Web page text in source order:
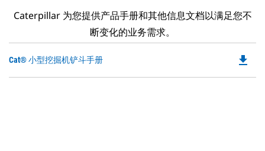
Caterpillar 为您提供产品手册和其他信息文档以满足您不
断变化的业务需求。
Cat® 小型挖掘机铲斗手册 file_download